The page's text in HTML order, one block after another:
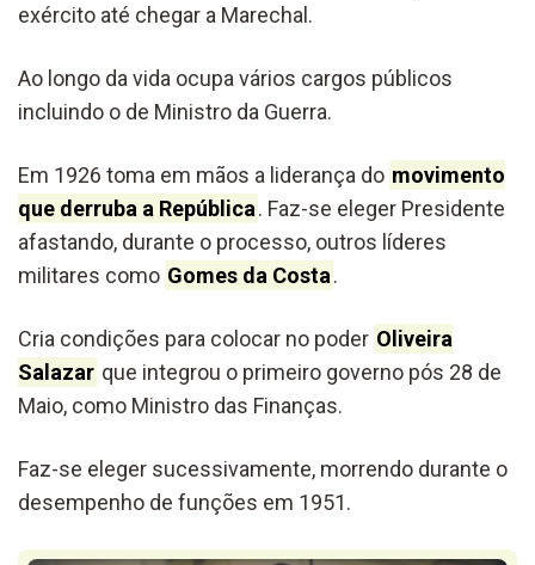
exército até chegar a Marechal.
Ao longo da vida ocupa vários cargos públicos
incluindo o de Ministro da Guerra.
Em 1926 toma em mãos a liderança do movimento
que derruba a República. Faz-se eleger Presidente
afastando, durante o processo, outros líderes
militares como Gomes da Costa.
Cria condições para colocar no poder Oliveira
Salazar que integrou o primeiro governo pós 28 de
Maio, como Ministro das Finanças.
Faz-se eleger sucessivamente, morrendo durante o
desempenho de funções em 1951.